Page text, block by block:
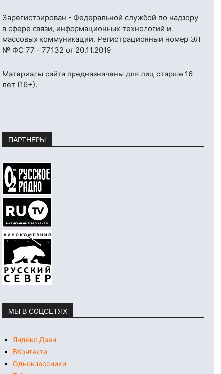
Зарегистрирован - Федеральной службой по надзору
в сфере связи, информационных технологий и
массовых коммуникаций. Регистрационный номер ЭЛ
№ ФС 77 - 77132 от 20.11.2019
Материалы сайта предназначены для лиц старше 16
лет (16+).
ПАРТНЕРЫ
МЫ В СОЦСЕТЯХ
Яндекс.Дзен
ВКонтакте
Одноклассники